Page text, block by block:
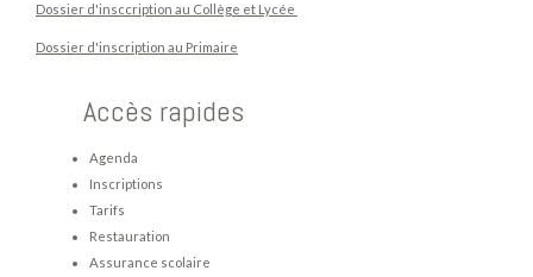
Dossier d'insccription au Collège et Lycée
Dossier d'inscription au Primaire
Accès rapides
Agenda
Inscriptions
Tarifs
Restauration
Assurance scolaire